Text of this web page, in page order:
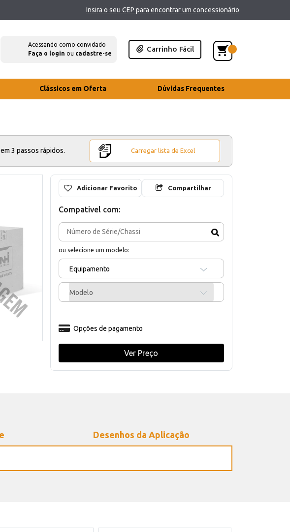
Insira o seu CEP para encontrar um concessionário
Acessando como convidado
Faça o login ou cadastre-se
Carrinho Fácil
Clássicos em Oferta Dúvidas Frequentes
3 passos rápidos. Carregar lista de Excel
Adicionar Favorito Compartilhar
Compativel com:
ou selecione um modelo:
Equipamento
Modelo
Opções de pagamento
Ver Preço
Desenhos da Aplicação